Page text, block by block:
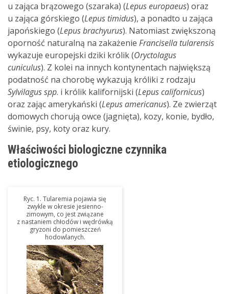
u zająca brązowego (szaraka) (Lepus europaeus) oraz
u zająca górskiego (Lepus timidus), a ponadto u zająca
japońskiego (Lepus brachyurus). Natomiast zwiększoną
oporność naturalną na zakażenie Francisella tularensis
wykazuje europejski dziki królik (Oryctolagus
cuniculus). Z kolei na innych kontynentach największą
podatność na chorobę wykazują króliki z rodzaju
Sylvilagusspp. i królik kalifornijski (Lepuscalifornicus)
oraz zając amerykański (Lepusamericanus). Ze zwierząt
domowych chorują owce (jagnięta), kozy, konie, bydło,
świnie, psy, koty oraz kury.
Właściwości biologiczne czynnika
etiologicznego
Ryc. 1. Tularemia pojawia się
zwykle w okresie jesienno-
zimowym, co jest związane
z nastaniem chłodów i wędrówką
gryzoni do pomieszczeń
hodowlanych.